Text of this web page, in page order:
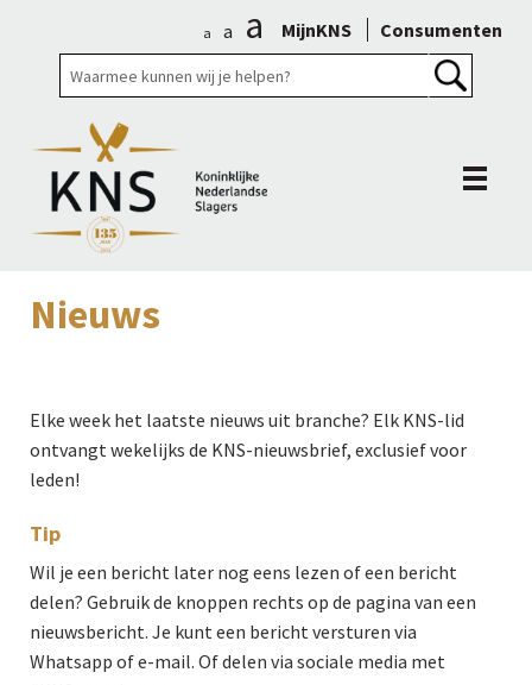
a a a MijnKNS Consumenten
Nieuws
Elke week het laatste nieuws uit branche? Elk KNS-lid
ontvangt wekelijks de KNS-nieuwsbrief, exclusief voor
leden!
Tip
Wil je een bericht later nog eens lezen of een bericht
delen? Gebruik de knoppen rechts op de pagina van een
nieuwsbericht. Je kunt een bericht versturen via
Whatsapp of e-mail. Of delen via sociale media met